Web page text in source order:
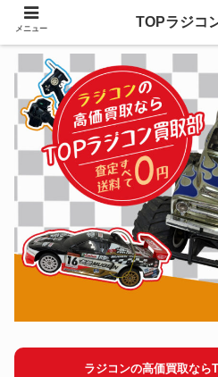
ラジコンの高価買取なら
メニュー TOPラジコ